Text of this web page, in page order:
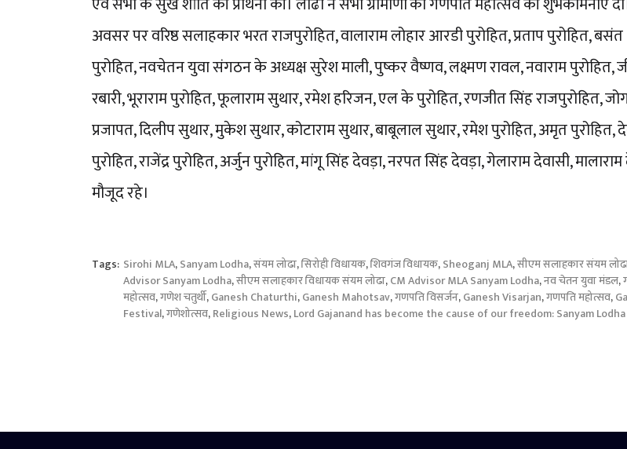
अवसर पर वरिष्ठ सलाहकार भरत राजपुरोहित, वालाराम लोहार आरडी पुरोहित, प्रताप पुरोहित, बसंत
पुरोहित, नवचेतन युवा संगठन के अध्यक्ष सुरेश माली, पुष्कर वैष्णव, लक्ष्मण रावल, नवाराम पुरोहित,
रबारी, भूराराम पुरोहित, फूलाराम सुथार, रमेश हरिजन, एल के पुरोहित, रणजीत सिंह राजपुरोहित,
प्रजापत, दिलीप सुथार, मुकेश सुथार, कोटाराम सुथार, बाबूलाल सुथार, रमेश पुरोहित, अमृत पुरोहित,
पुरोहित, राजेंद्र पुरोहित, अर्जुन पुरोहित, मांगू सिंह देवड़ा, नरपत सिंह देवड़ा, गेलाराम देवासी,
मौजूद रहे।
Tags: Sirohi MLA,Sanyam Lodha,संयम लोढा,सिरोही विधायक,शिवगंज विधायक,Sheoganj MLA,सीएम सलाहकार संयम
Advisor Sanyam Lodha,सीएम सलाहकार विधायक संयम लोढा,CM Advisor MLA Sanyam Lodha,नव चेतन युवा मंडल,
महोत्सव,गणेश चतुर्थी,Ganesh Chaturthi,Ganesh Mahotsav,गणपति विसर्जन,Ganesh Visarjan,गणपति महोत्सव,
Festival,गणेशोत्सव,Religious News,Lord Gajanand has become the cause of our freedom: Sanyam Lodha